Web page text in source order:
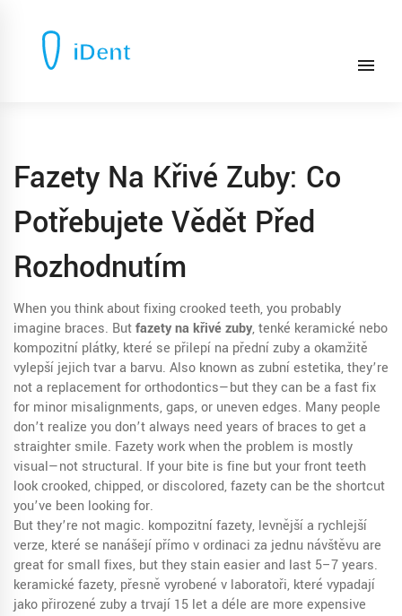
Fazety Na Křivé Zuby: Co
Potřebujete Vědět Před
Rozhodnutím
When you think about fixing crooked teeth, you probably
imagine braces. Butfazety na křivé zuby,tenké keramické nebo
kompozitní plátky, které se přilepí na přední zuby a okamžitě
vylepší jejich tvar a barvu. Also known as zubní estetika, they’re
not a replacement for orthodontics—but they can be a fast fix
for minor misalignments, gaps, or uneven edges. Many people
don’t realize you don’t always need years of braces to get a
straighter smile. Fazety work when the problem is mostly
visual—not structural. If your bite is fine but your front teeth
look crooked, chipped, or discolored, fazety can be the shortcut
you’ve been looking for.
But they’re not magic. kompozitní fazety, levnější a rychlejší
verze, které se nanášejí přímo v ordinaci za jednu návštěvuare
great for small fixes, but they stain easier and last 5–7 years.
keramické fazety, přesně vyrobené v laboratoři, které vypadají
jako přirozené zuby a trvají 15 let a déle are more expensive